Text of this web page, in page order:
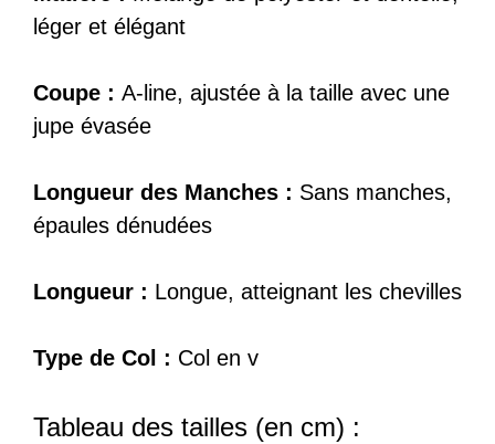
léger et élégant
Coupe : A-line, ajustée à la taille avec une
jupe évasée
Longueur des Manches : Sans manches,
épaules dénudées
Longueur : Longue, atteignant les chevilles
Type de Col : Col en v
Tableau des tailles (en cm) :